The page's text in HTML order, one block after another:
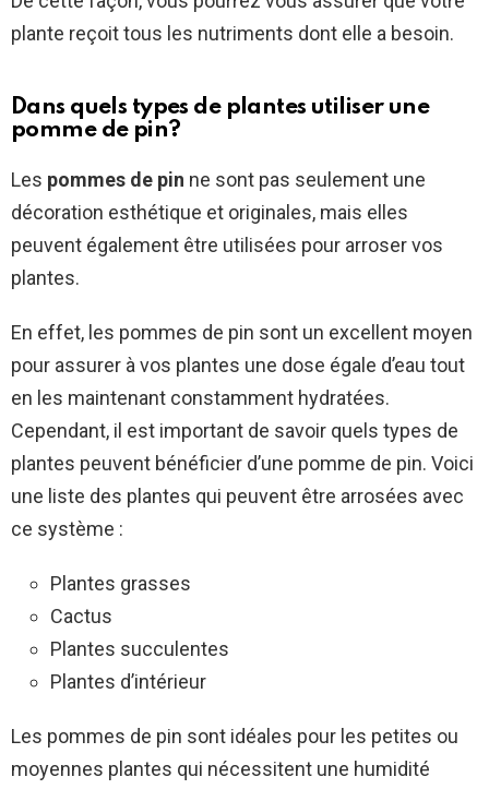
plante reçoit tous les nutriments dont elle a besoin.
Dans quels types de plantes utiliser une
pomme de pin?
Les pommes de pin ne sont pas seulement une
décoration esthétique et originales, mais elles
peuvent également être utilisées pour arroser vos
plantes.
En effet, les pommes de pin sont un excellent moyen
pour assurer à vos plantes une dose égale d’eau tout
en les maintenant constamment hydratées.
Cependant, il est important de savoir quels types de
plantes peuvent bénéficier d’une pomme de pin. Voici
une liste des plantes qui peuvent être arrosées avec
ce système :
Plantes grasses
Cactus
Plantes succulentes
Plantes d’intérieur
Les pommes de pin sont idéales pour les petites ou
moyennes plantes qui nécessitent une humidité